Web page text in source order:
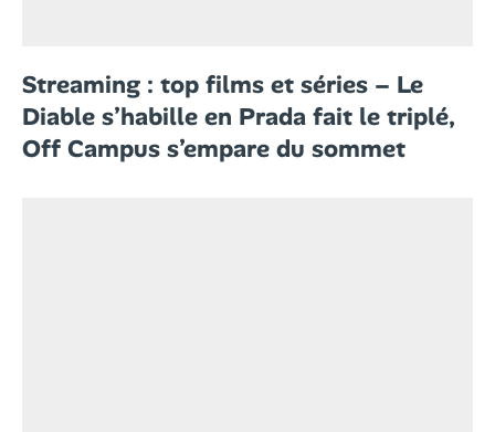
Streaming : top films et séries – Le
Diable s’habille en Prada fait le triplé,
Off Campus s’empare du sommet